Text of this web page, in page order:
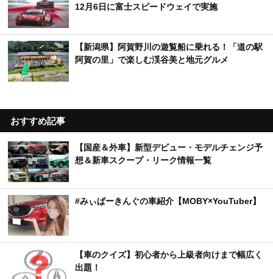
12月6日に富士スピードウェイで実施
【新潟県】阿賀野川の遊覧船に乗れる！「道の駅
阿賀の里」で楽しむ渓谷美と地元グルメ
おすすめ記事
【国産＆外車】新型デビュー・モデルチェンジ予
想＆新車スクープ・リーク情報一覧
#みぃぱーきんぐの車紹介【MOBY×YouTuber】
【車のクイズ】初心者から上級者向けまで幅広く
出題！